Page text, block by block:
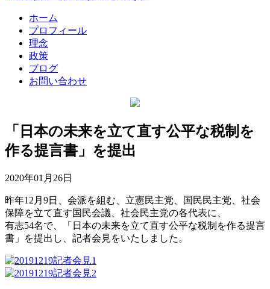
ホーム
プロフィール
理念
政策
ブログ
お問い合わせ
「日本の未来を立て直す公平な税制を
作る提言書」を提出
2020年01月26日
昨年12月9日、会派を組む、立憲民主党、国民民主党、社会
保障を立て直す国民会議、社会民主党の各代表に、
有志54名で、「日本の未来を立て直す公平な税制を作る提言
書」を提出し、記者会見をいたしました。